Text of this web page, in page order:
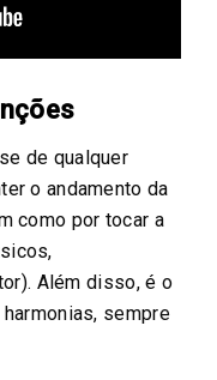
de qualquer
o andamento da
como por tocar a
Além disso, é o
sempre